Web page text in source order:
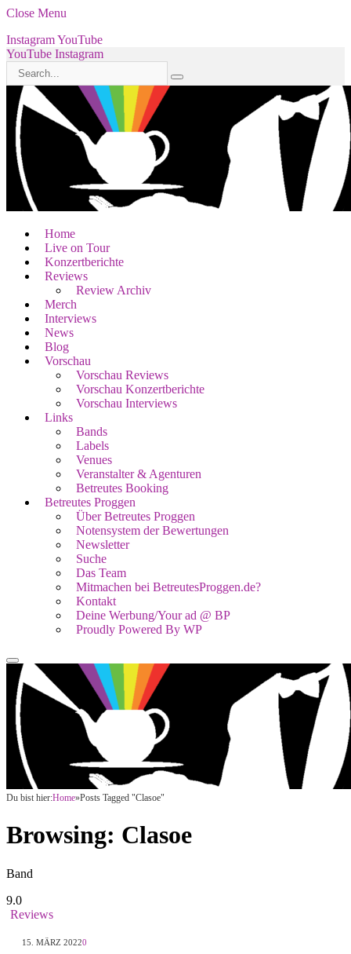
Close Menu
InstagramYouTube
YouTube Instagram
Home
Live on Tour
Konzertberichte
Reviews
Review Archiv
Merch
Interviews
News
Blog
Vorschau
Vorschau Reviews
Vorschau Konzertberichte
Vorschau Interviews
Links
Bands
Labels
Venues
Veranstalter & Agenturen
Betreutes Booking
Betreutes Proggen
Über Betreutes Proggen
Notensystem der Bewertungen
Newsletter
Suche
Das Team
Mitmachen bei BetreutesProggen.de?
Kontakt
Deine Werbung/Your ad @ BP
Proudly Powered By WP
Du bist hier:Home»Posts Tagged "Clasoe"
Browsing: Clasoe
Band
9.0
Reviews
15. MÄRZ 20220